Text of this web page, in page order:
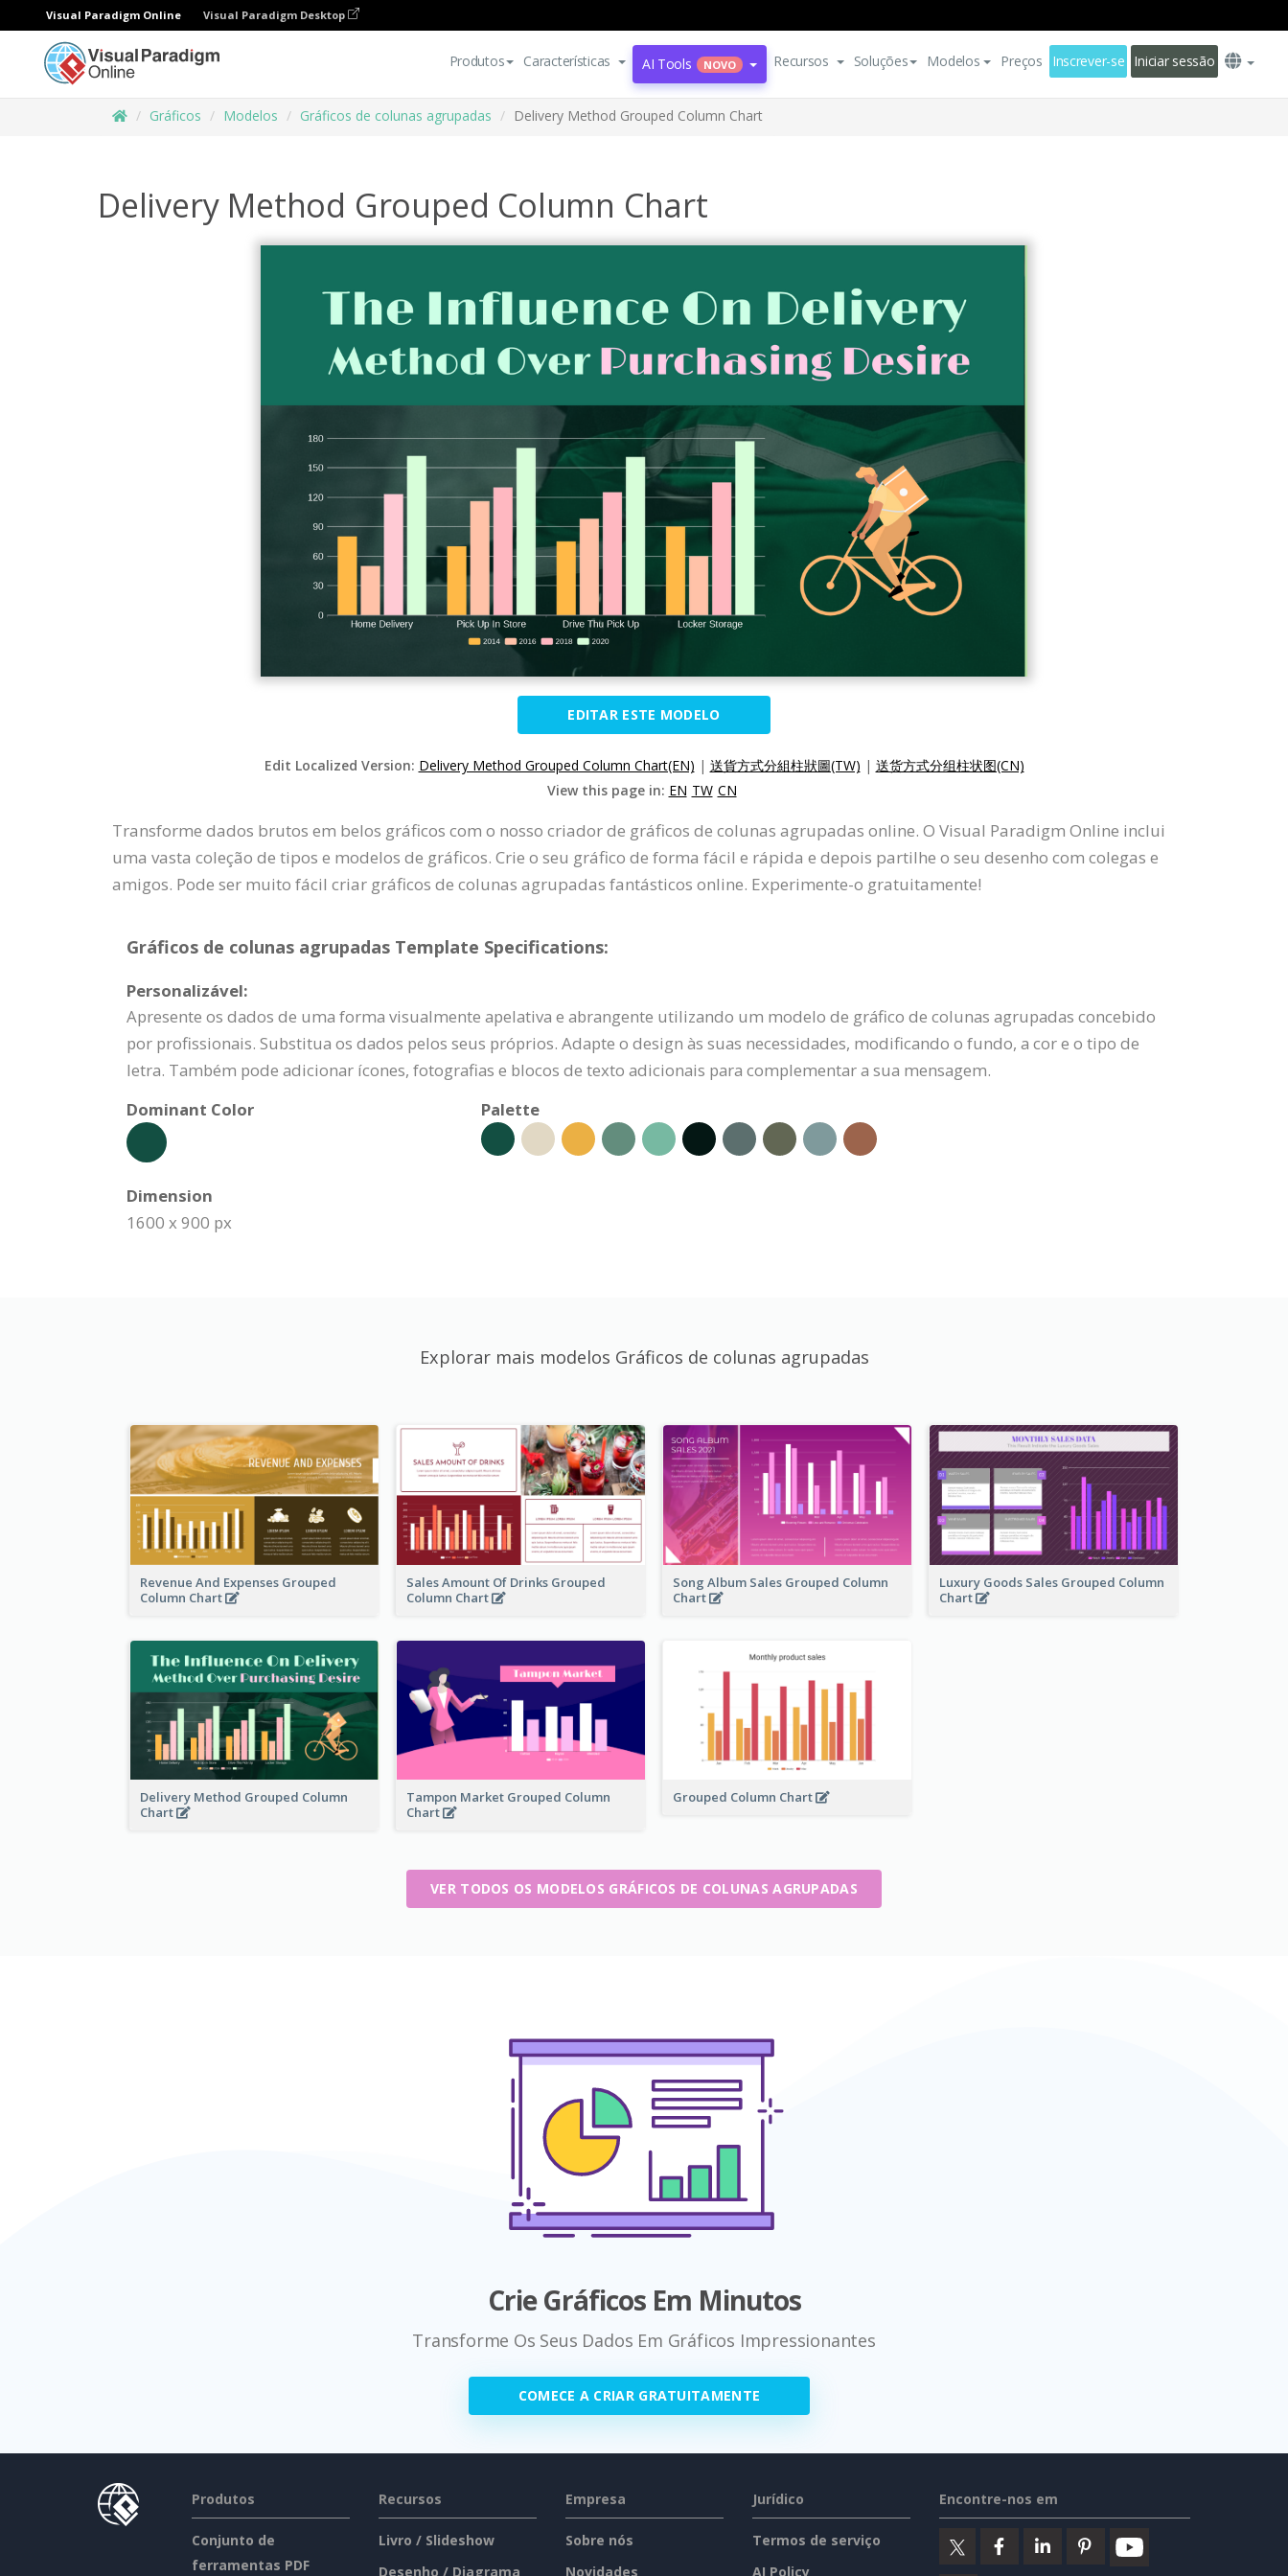
Visual Paradigm Online Visual Paradigm Desktop
Produtos Características AI Tools NOVO Recursos Soluções Modelos Preços Inscrever-se Iniciar sessão
Gráficos Modelos Gráficos de colunas agrupadas Delivery Method Grouped Column Chart
Delivery Method Grouped Column Chart
EDITAR ESTE MODELO
Edit Localized Version: Delivery Method Grouped Column Chart(EN) | 送貨方式分組柱狀圖(TW) | 送货方式分组柱状图(CN)
View this page in: EN TW CN
Transforme dados brutos em belos gráficos com o nosso criador de gráficos de colunas agrupadas online. O Visual Paradigm Online inclui
uma vasta coleção de tipos e modelos de gráficos. Crie o seu gráfico de forma fácil e rápida e depois partilhe o seu desenho com colegas e
amigos. Pode ser muito fácil criar gráficos de colunas agrupadas fantásticos online. Experimente-o gratuitamente!
Gráficos de colunas agrupadas Template Specifications:
Personalizável:
Apresente os dados de uma forma visualmente apelativa e abrangente utilizando um modelo de gráfico de colunas agrupadas concebido
por profissionais. Substitua os dados pelos seus próprios. Adapte o design às suas necessidades, modificando o fundo, a cor e o tipo de
letra. Também pode adicionar ícones, fotografias e blocos de texto adicionais para complementar a sua mensagem.
Dominant Color
Palette
Dimension
1600 x 900 px
Explorar mais modelos Gráficos de colunas agrupadas
Revenue And Expenses Grouped
Column Chart
Sales Amount Of Drinks Grouped
Column Chart
Song Album Sales Grouped Column
Chart
Luxury Goods Sales Grouped Column
Chart
Delivery Method Grouped Column
Chart
Tampon Market Grouped Column
Chart
Grouped Column Chart
VER TODOS OS MODELOS GRÁFICOS DE COLUNAS AGRUPADAS
Crie Gráficos Em Minutos
Transforme Os Seus Dados Em Gráficos Impressionantes
COMECE A CRIAR GRATUITAMENTE
Produtos
Conjunto de
ferramentas PDF
Recursos
Livro / Slideshow
Desenho / Diagrama
Empresa
Sobre nós
Novidades
Jurídico
Termos de serviço
AI Policy
Encontre-nos em